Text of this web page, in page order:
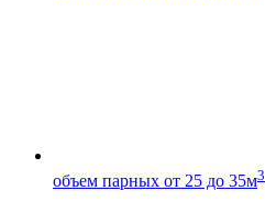
объем парных от 25 до 35м3